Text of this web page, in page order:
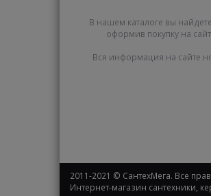
В нашем каталоге вы
оформив покупку на
Вся информация на сайте
2011-2021 © СантехМега. Все
Интернет-магазин сантехники,